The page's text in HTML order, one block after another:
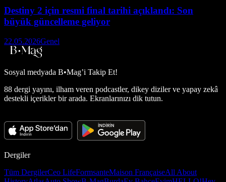
Destiny 2 için resmi final tarihi açıklandı: Son
büyük güncelleme geliyor
22.05.2026Genel
Sosyal medyada B•Mag’i Takip Et!
88 dergi yayını, ilham veren podcastler, dikey diziler ve yapay zekâ
destekli içerikler bir arada. Ekranlarınızı dik tutun.
Dergiler
Tüm DergilerCeo LifeFormsanteMaison FrançaiseAll About